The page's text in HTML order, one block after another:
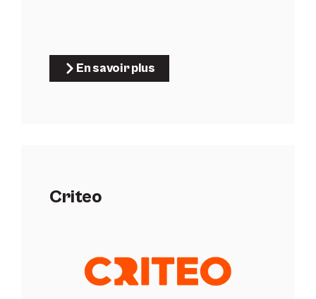
En savoir plus
Criteo